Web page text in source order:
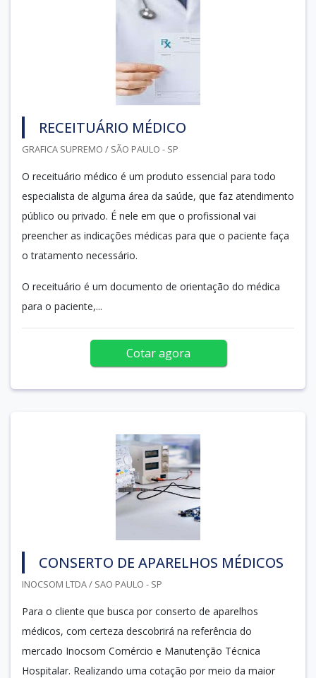
RECEITUÁRIO MÉDICO
GRAFICA SUPREMO / SÃO PAULO - SP
O receituário médico é um produto essencial para todo
especialista de alguma área da saúde, que faz atendimento
público ou privado. É nele em que o profissional vai
preencher as indicações médicas para que o paciente faça
o tratamento necessário.
O receituário é um documento de orientação do médica
para o paciente,...
Cotar agora
CONSERTO DE APARELHOS MÉDICOS
INOCSOM LTDA / SAO PAULO - SP
Para o cliente que busca por conserto de aparelhos
médicos, com certeza descobrirá na referência do
mercado Inocsom Comércio e Manutenção Técnica
Hospitalar. Realizando uma cotação por meio da maior